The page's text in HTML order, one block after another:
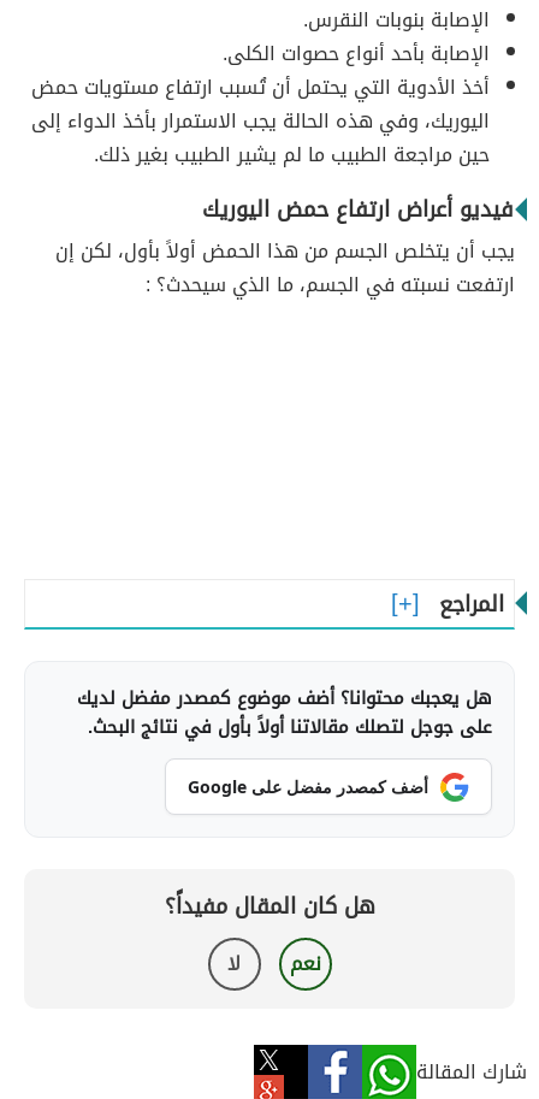
الإصابة بنوبات النقرس.
الإصابة بأحد أنواع حصوات الكلى.
أخذ الأدوية التي يحتمل أن تُسبب ارتفاع مستويات حمض
اليوريك، وفي هذه الحالة يجب الاستمرار بأخذ الدواء إلى
حين مراجعة الطبيب ما لم يشير الطبيب بغير ذلك.
فيديو أعراض ارتفاع حمض اليوريك
يجب أن يتخلص الجسم من هذا الحمض أولاً بأول، لكن إن
ارتفعت نسبته في الجسم، ما الذي سيحدث؟ :
المراجع
هل يعجبك محتوانا؟ أضف موضوع كمصدر مفضل لديك
على جوجل لتصلك مقالاتنا أولاً بأول في نتائج البحث.
أضف كمصدر مفضل على Google
هل كان المقال مفيداً؟
نعم لا
شارك المقالة